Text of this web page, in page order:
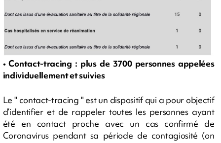
• Contact-tracing : plus de 3700 personnes appelées
individuellement et suivies
Le " contact-tracing " est un dispositif qui a pour objectif
d’identifier et de rappeler toutes les personnes ayant
été en contact proche avec un cas confirmé de
Coronavirus pendant sa période de contagiosité (on